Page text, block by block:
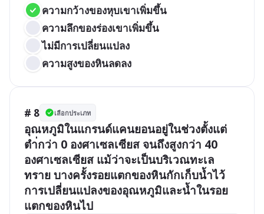
ความกว้างของหุบเขาเพิ่มขึ้น
ความลึกของร่องเขาเพิ่มขึ้น
ไม่มีการเปลี่ยนแปลง
ความสูงของหินลดลง
# 8 เลือกประเภท
อุณหภูมิในแกรนด์แคนยอนอยู่ในช่วงตั้งแต่
ตำ่กว่า 0 องศาเซลเซียส จนถึงสูงกว่า 40
องศาเซลเซียส แม้ว่าจะเป็นบริเวณทะเล
ทราย บางครั้งรอยแตกของหินกักเก็บน้ำไว้
การเปลี่ยนแปลงของอุณหภูมิและน้ำในรอย
แตกของหินไป